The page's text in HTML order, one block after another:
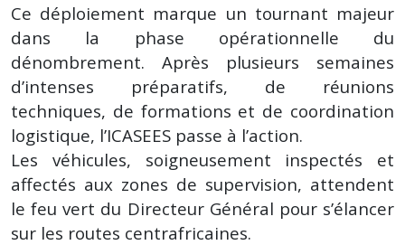
Ce déploiement marque un tournant majeur
dans la phase opérationnelle du
dénombrement. Après plusieurs semaines
d’intenses préparatifs, de réunions
techniques, de formations et de coordination
logistique, l’ICASEES passe à l’action.
Les véhicules, soigneusement inspectés et
affectés aux zones de supervision, attendent
le feu vert du Directeur Général pour s’élancer
sur les routes centrafricaines.